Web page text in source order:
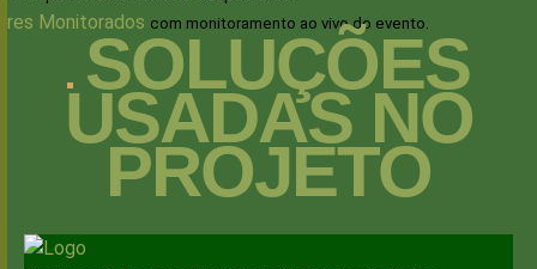
Monitorados com monitoramento ao vivo do evento.
SOLUÇÕES
USADAS NO
PROJETO